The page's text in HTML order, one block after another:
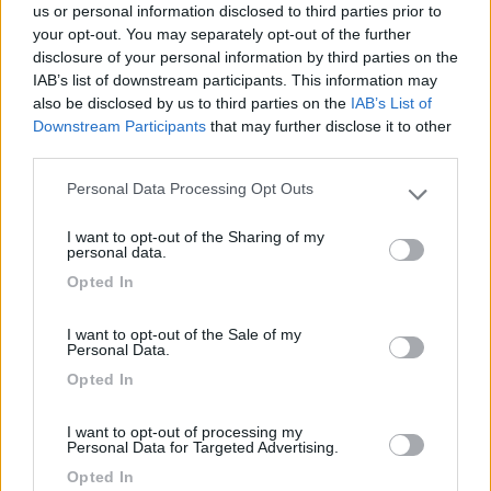
us or personal information disclosed to third parties prior to
your opt-out. You may separately opt-out of the further
disclosure of your personal information by third parties on the
IAB’s list of downstream participants. This information may
also be disclosed by us to third parties on the IAB’s List of
Downstream Participants that may further disclose it to other
Please note that this website/app uses one or more Google
not limited to your visit or usage behaviour. You may click to
use your data for below specified purposes in below Google
Personal Data Processing Opt Outs
I want to opt-out of the Sharing of my
personal data.
Opted In
I want to opt-out of the Sale of my
Personal Data.
Opted In
I want to opt-out of processing my
Personal Data for Targeted Advertising.
Opted In
Un saluto a tutti e buon weekend
Fabio
Wolt79
44
In risposta al messaggio di Fabius1968 del11/03/2022
una striscia di led per gli interni del mio furgone . Avevo gia' postato in
passato chiedendo consigli e cosi' ora posso fornirne , come promesso
controlla gli assorbimenti reali perchè temo che non il
trasformatore dc-dc, alla fine ti consuma più la striscia a led ti
consuma parecchio. nel mio caso era così, meglio in diretta e
soffusa.
in ogni caso non credo che voltaggi di 14v possano rovinarla
Hymer b514